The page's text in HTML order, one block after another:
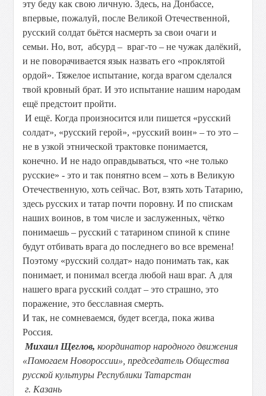
эту беду как свою личную. Здесь, на Донбассе,
впервые, пожалуй, после Великой Отечественной,
русский солдат бьётся насмерть за свои очаги и
семьи. Но, вот, абсурд – враг-то – не чужак далёкий,
и не поворачивается язык назвать его «проклятой
ордой». Тяжелое испытание, когда врагом сделался
твой кровный брат. И это испытание нашим народам
ещё предстоит пройти.
И ещё. Когда произносится или пишется «русский
солдат», «русский герой», «русский воин» – то это –
не в узкой этнической трактовке понимается,
конечно. И не надо оправдываться, что «не только
русские» - это и так понятно всем – хоть в Великую
Отечественную, хоть сейчас. Вот, взять хоть Татарию,
здесь русских и татар почти поровну. И по спискам
наших воинов, в том числе и заслуженных, чётко
понимаешь – русский с татарином спиной к спине
будут отбивать врага до последнего во все времена!
Поэтому «русский солдат» надо понимать так, как
понимает, и понимал всегда любой наш враг. А для
нашего врага русский солдат – это страшно, это
поражение, это бесславная смерть.
И так, не сомневаемся, будет всегда, пока жива
Россия.
Михаил Щеглов,координатор народного движения
«Помогаем Новороссии», председатель Общества
русской культуры Республики Татарстан
г. Казань